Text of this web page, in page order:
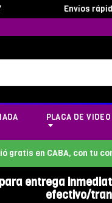
Envíos
PLACA DE VIDEO
gratis en CABA, con tu
entrega
efectivo/